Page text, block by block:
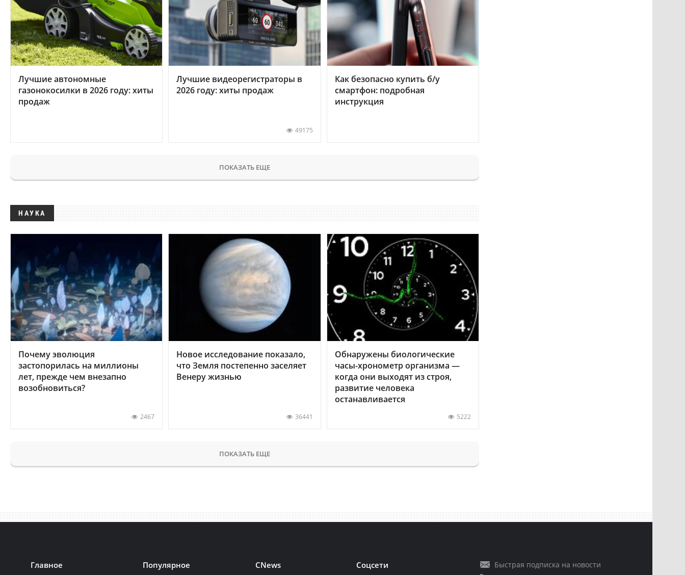
Лучшие автономные
газонокосилки в 2026 году: хиты
продаж
Лучшие видеорегистраторы в
2026 году: хиты продаж
49175
Как безопасно купить б/у
смартфон: подробная
инструкция
ПОКАЗАТЬ ЕЩЕ
НАУКА
Почему эволюция
застопорилась на миллионы
лет, прежде чем внезапно
возобновиться?
2467
Новое исследование показало,
что Земля постепенно заселяет
Венеру жизнью
36441
Обнаружены биологические
часы-хронометр организма —
когда они выходят из строя,
развитие человека
останавливается
5222
ПОКАЗАТЬ ЕЩЕ
Главное Популярное CNews Соцсети
Быстрая подписка на новости